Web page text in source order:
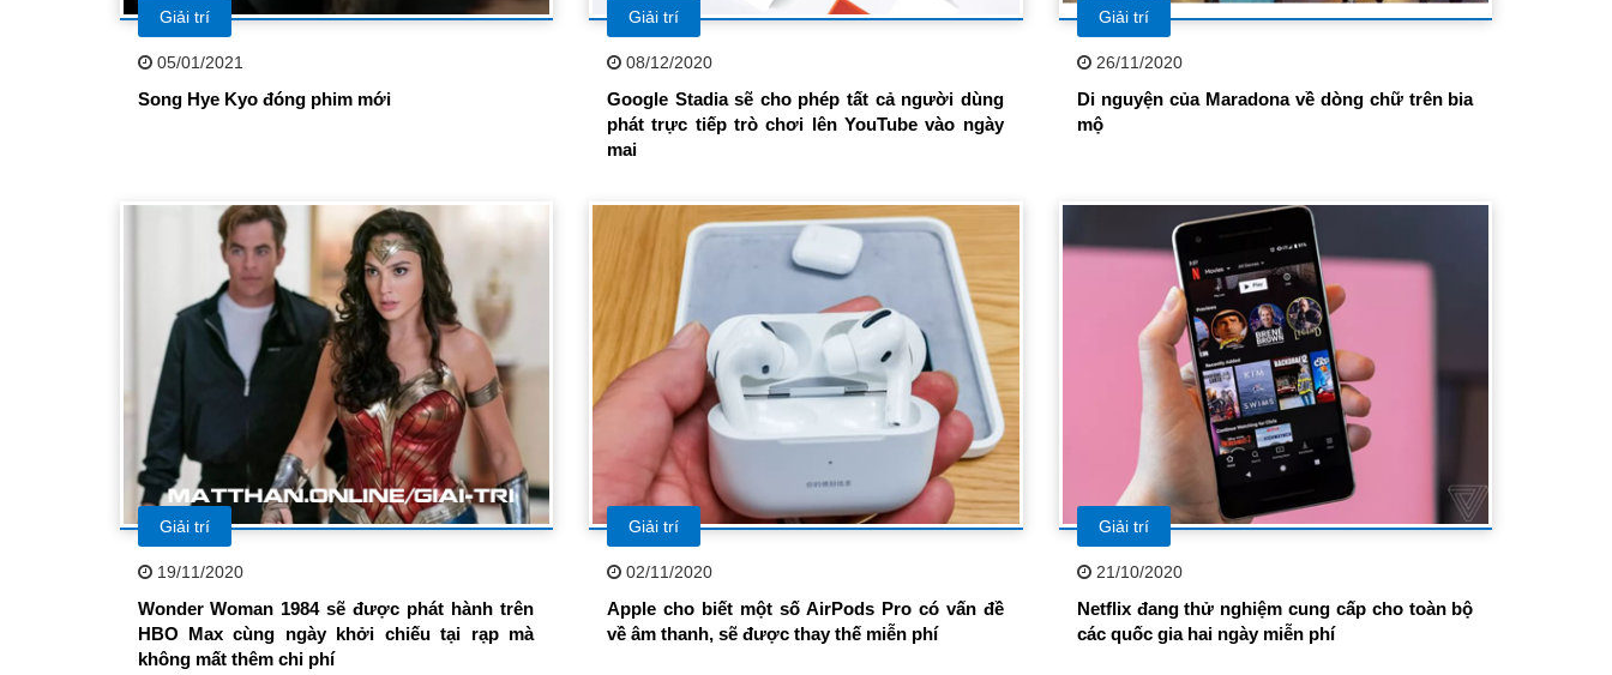
Giải trí
05/01/2021
Song Hye Kyo đóng phim mới
Giải trí
08/12/2020
Google Stadia sẽ cho phép tất cả người dùng
phát trực tiếp trò chơi lên YouTube vào ngày
mai
Giải trí
26/11/2020
Di nguyện của Maradona về dòng chữ trên bia
mộ
Giải trí
19/11/2020
Wonder Woman 1984 sẽ được phát hành trên
HBO Max cùng ngày khởi chiếu tại rạp mà
không mất thêm chi phí
Giải trí
02/11/2020
Apple cho biết một số AirPods Pro có vấn đề
về âm thanh, sẽ được thay thế miễn phí
Giải trí
21/10/2020
Netflix đang thử nghiệm cung cấp cho toàn bộ
các quốc gia hai ngày miễn phí